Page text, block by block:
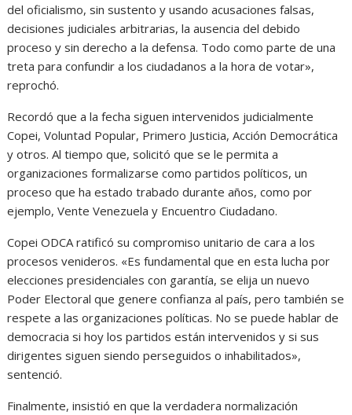
del oficialismo, sin sustento y usando acusaciones falsas,
decisiones judiciales arbitrarias, la ausencia del debido
proceso y sin derecho a la defensa. Todo como parte de una
treta para confundir a los ciudadanos a la hora de votar»,
reprochó.
Recordó que a la fecha siguen intervenidos judicialmente
Copei, Voluntad Popular, Primero Justicia, Acción Democrática
y otros. Al tiempo que, solicitó que se le permita a
organizaciones formalizarse como partidos políticos, un
proceso que ha estado trabado durante años, como por
ejemplo, Vente Venezuela y Encuentro Ciudadano.
Copei ODCA ratificó su compromiso unitario de cara a los
procesos venideros. «Es fundamental que en esta lucha por
elecciones presidenciales con garantía, se elija un nuevo
Poder Electoral que genere confianza al país, pero también se
respete a las organizaciones políticas. No se puede hablar de
democracia si hoy los partidos están intervenidos y si sus
dirigentes siguen siendo perseguidos o inhabilitados»,
sentenció.
Finalmente, insistió en que la verdadera normalización